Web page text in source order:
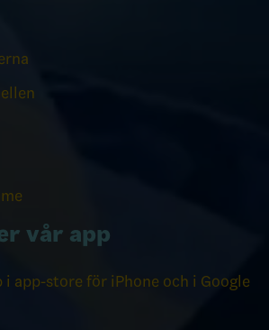
vår app
i app-store för iPhone och i Google